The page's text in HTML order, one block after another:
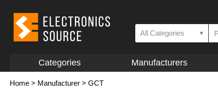
All Categories ▼
Categories Manufacturers
Home > Manufacturer > GCT